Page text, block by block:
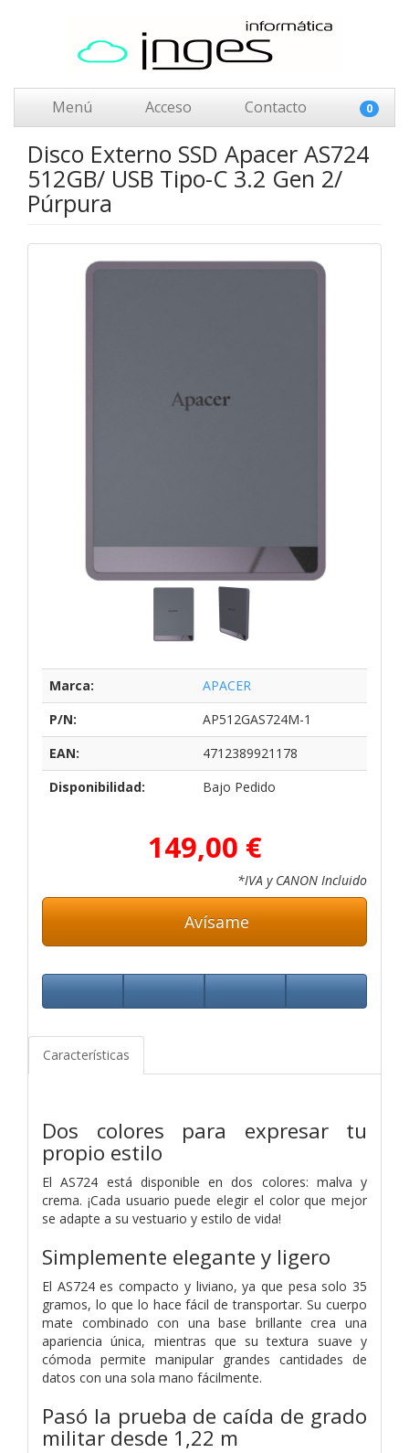
Menú Acceso Contacto 0
Disco Externo SSD Apacer AS724
512GB/ USB Tipo-C 3.2 Gen 2/
Púrpura
Marca:
APACER
P/N:
AP512GAS724M-1
EAN:
4712389921178
Disponibilidad:
Bajo Pedido
149,00 €
*IVA y CANON Incluido
Avísame
Características
Dos colores para expresar tu
propio estilo
El AS724 está disponible en dos colores: malva y
crema. ¡Cada usuario puede elegir el color que mejor
se adapte a su vestuario y estilo de vida!
Simplemente elegante y ligero
El AS724 es compacto y liviano, ya que pesa solo 35
gramos, lo que lo hace fácil de transportar. Su cuerpo
mate combinado con una base brillante crea una
apariencia única, mientras que su textura suave y
cómoda permite manipular grandes cantidades de
datos con una sola mano fácilmente.
Pasó la prueba de caída de grado
militar desde 1,22 m